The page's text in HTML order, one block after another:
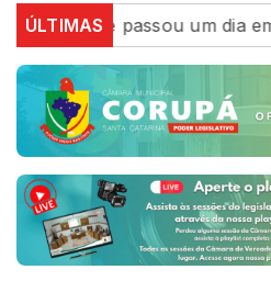
ÚLTIMAS
e passou um dia em